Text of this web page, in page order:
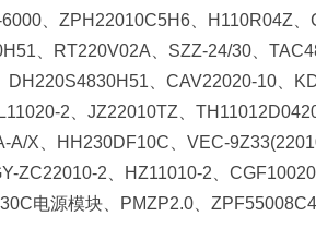
、ZPH22010C5H6、H110R04Z、
、RT220V02A、SZZ-24/30、
DH220S4830H51、CAV22020-10、
2、JZ22010TZ、
A/X、HH230DF10C、VEC-
ZC22010-2、HZ11010-2、
电源模块、PMZP2.0、